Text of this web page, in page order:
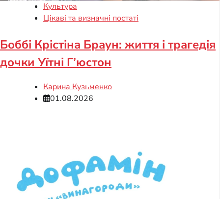
Культура
Цікаві та визначні постаті
Боббі Крістіна Браун: життя і трагедія
дочки Уїтні Г’юстон
Карина Кузьменко
01.08.2026